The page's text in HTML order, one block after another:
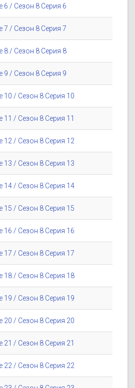
6 / Сезон 8 Серия 6
7 / Сезон 8 Серия 7
8 / Сезон 8 Серия 8
9 / Сезон 8 Серия 9
10 / Сезон 8 Серия 10
11 / Сезон 8 Серия 11
12 / Сезон 8 Серия 12
13 / Сезон 8 Серия 13
14 / Сезон 8 Серия 14
15 / Сезон 8 Серия 15
16 / Сезон 8 Серия 16
17 / Сезон 8 Серия 17
18 / Сезон 8 Серия 18
19 / Сезон 8 Серия 19
20 / Сезон 8 Серия 20
21 / Сезон 8 Серия 21
22 / Сезон 8 Серия 22